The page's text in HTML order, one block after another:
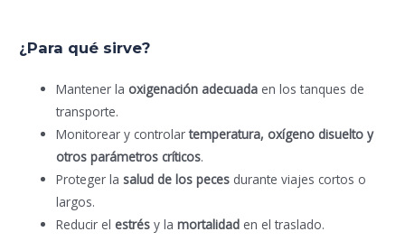
¿Para qué sirve?
Mantener la oxigenación adecuadaen los tanques de
transporte.
Monitorear y controlartemperatura, oxígeno disuelto y
otros parámetros críticos.
Proteger la salud de los pecesdurante viajes cortos o
largos.
Reducir el estrésy la mortalidaden el traslado.